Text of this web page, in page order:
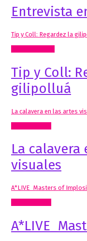
Entrevista
Tip y Coll: Regardez la
Tip y Coll:
gilipolluá
La calavera en las artes
La calavera
visuales
A*LIVE_Masters of